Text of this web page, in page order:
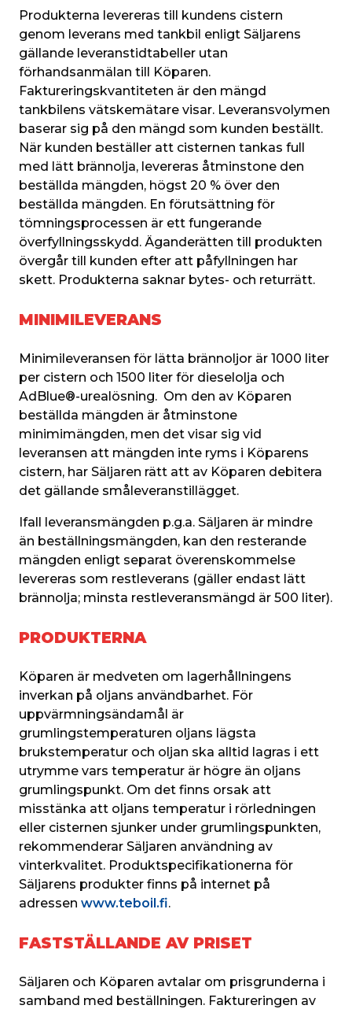
Produkterna levereras till kundens cistern
genom leverans med tankbil enligt Säljarens
gällande leveranstidtabeller utan
förhandsanmälan till Köparen.
Faktureringskvantiteten är den mängd
tankbilens vätskemätare visar. Leveransvolymen
baserar sig på den mängd som kunden beställt.
När kunden beställer att cisternen tankas full
med lätt brännolja, levereras åtminstone den
beställda mängden, högst 20 % över den
beställda mängden. En förutsättning för
tömningsprocessen är ett fungerande
överfyllningsskydd. Äganderätten till produkten
övergår till kunden efter att påfyllningen har
skett. Produkterna saknar bytes- och returrätt.
MINIMILEVERANS
Minimileveransen för lätta brännoljor är 1000 liter
per cistern och 1500 liter för dieselolja och
AdBlue®-urealösning.  Om den av Köparen
beställda mängden är åtminstone
minimimängden, men det visar sig vid
leveransen att mängden inte ryms i Köparens
cistern, har Säljaren rätt att av Köparen debitera
det gällande småleveranstillägget.
Ifall leveransmängden p.g.a. Säljaren är mindre
än beställningsmängden, kan den resterande
mängden enligt separat överenskommelse
levereras som restleverans (gäller endast lätt
brännolja; minsta restleveransmängd är 500 liter).
PRODUKTERNA
Köparen är medveten om lagerhållningens
inverkan på oljans användbarhet. För
uppvärmningsändamål är
grumlingstemperaturen oljans lägsta
brukstemperatur och oljan ska alltid lagras i ett
utrymme vars temperatur är högre än oljans
grumlingspunkt. Om det finns orsak att
misstänka att oljans temperatur i rörledningen
eller cisternen sjunker under grumlingspunkten,
rekommenderar Säljaren användning av
vinterkvalitet. Produktspecifikationerna för
Säljarens produkter finns på internet på
adressen www.teboil.fi.
FASTSTÄLLANDE AV PRISET
Säljaren och Köparen avtalar om prisgrunderna i
samband med beställningen. Faktureringen av